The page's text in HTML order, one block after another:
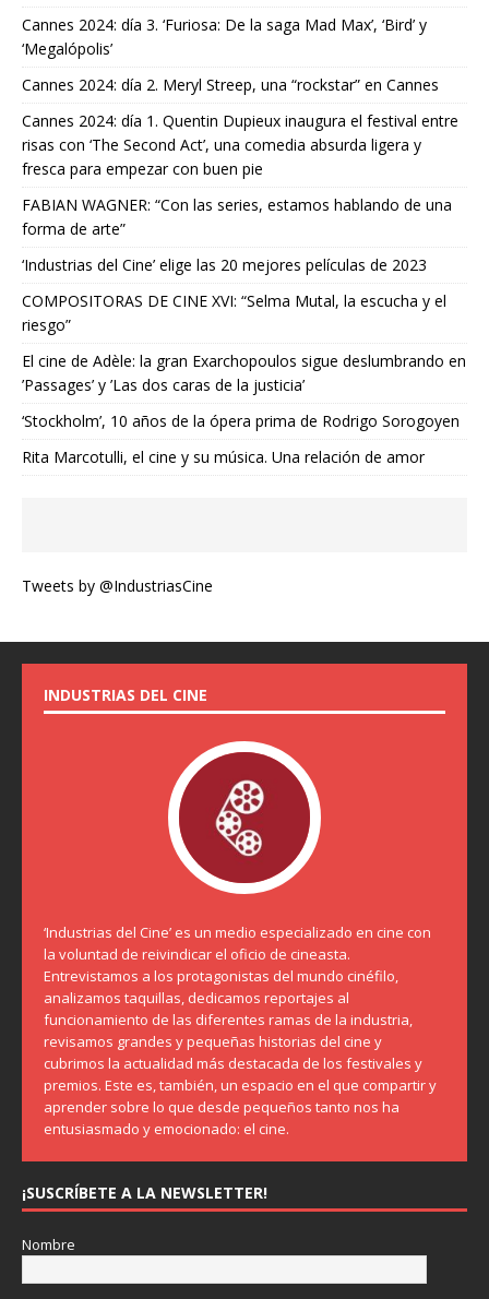
Cannes 2024: día 3. ‘Furiosa: De la saga Mad Max’, ‘Bird’ y
‘Megalópolis’
Cannes 2024: día 2. Meryl Streep, una “rockstar” en Cannes
Cannes 2024: día 1. Quentin Dupieux inaugura el festival entre
risas con ‘The Second Act’, una comedia absurda ligera y
fresca para empezar con buen pie
FABIAN WAGNER: “Con las series, estamos hablando de una
forma de arte”
‘Industrias del Cine’ elige las 20 mejores películas de 2023
COMPOSITORAS DE CINE XVI: “Selma Mutal, la escucha y el
riesgo”
El cine de Adèle: la gran Exarchopoulos sigue deslumbrando en
’Passages’ y ’Las dos caras de la justicia’
‘Stockholm’, 10 años de la ópera prima de Rodrigo Sorogoyen
Rita Marcotulli, el cine y su música. Una relación de amor
Tweets by @IndustriasCine
INDUSTRIAS DEL CINE
‘Industrias del Cine’ es un medio especializado en cine con
la voluntad de reivindicar el oficio de cineasta.
Entrevistamos a los protagonistas del mundo cinéfilo,
analizamos taquillas, dedicamos reportajes al
funcionamiento de las diferentes ramas de la industria,
revisamos grandes y pequeñas historias del cine y
cubrimos la actualidad más destacada de los festivales y
premios. Este es, también, un espacio en el que compartir y
aprender sobre lo que desde pequeños tanto nos ha
entusiasmado y emocionado: el cine.
¡SUSCRÍBETE A LA NEWSLETTER!
Nombre